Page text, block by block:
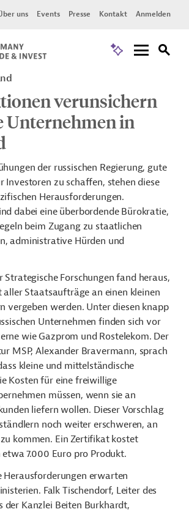
uns Events Presse Kontakt Anmelden
verunsichern
Unternehmen in
der russischen Regierung, gute
Investoren zu schaffen, stehen diese
Herausforderungen.
dabei eine überbordende Bürokratie,
beim Zugang zu staatlichen
administrative Hürden und
Strategische Forschungen fand heraus,
aller Staatsaufträge an einen kleinen
vergeben werden. Unter diesen knapp
Unternehmen finden sich vor
wie Gazprom und Rostelekom. Der
MSP, Alexander Bravermann, sprach
kleine und mittelständische
Kosten für eine freiwillige
müssen, wenn sie an
liefern wollen. Dieser Vorschlag
noch weiter erschweren, an
kommen. Ein Zertifikat kostet
7.000 Euro pro Produkt.
Herausforderungen erwarten
Falk Tischendorf, Leiter des
der Kanzlei Beiten Burkhardt,